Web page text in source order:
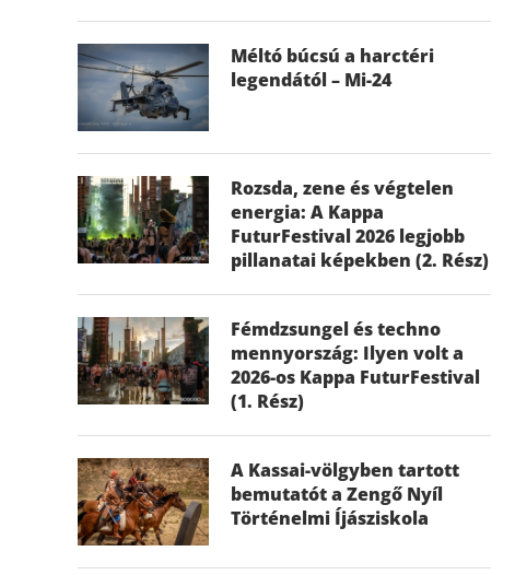
Méltó búcsú a harctéri
legendától – Mi-24
Rozsda, zene és végtelen
energia: A Kappa
FuturFestival 2026 legjobb
pillanatai képekben (2. Rész)
Fémdzsungel és techno
mennyország: Ilyen volt a
2026-os Kappa FuturFestival
(1. Rész)
A Kassai-völgyben tartott
bemutatót a Zengő Nyíl
Történelmi Íjásziskola